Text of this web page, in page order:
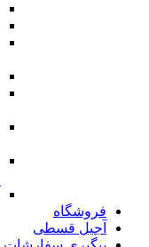
فروشگاه
آجیل قسطی